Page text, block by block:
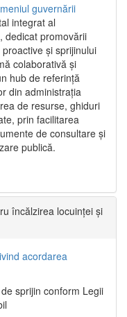
guvernării
integrat al
dedicat promovării
și sprijinului
colaborativă și
hub de referință
din administrația
de resurse, ghiduri
prin facilitarea
de consultare și
publică.
încălzirea locuinței și
acordarea
sprijin conform Legii